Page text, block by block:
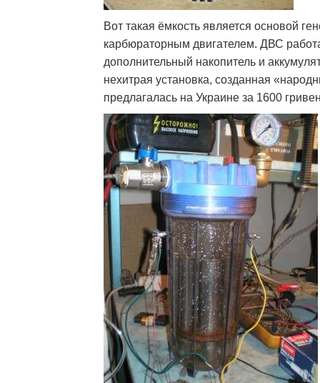
Вот такая ёмкость является основой
карбюраторным двигателем. ДВС
дополнительный накопитель и
нехитрая установка, созданная
предлагалась на Украине за 1600